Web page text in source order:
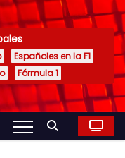
Españoles en la F1
Fórmula 1